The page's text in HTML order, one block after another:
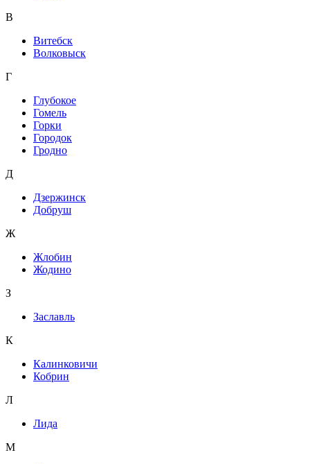
В
Витебск
Волковыск
Г
Глубокое
Гомель
Горки
Городок
Гродно
Д
Дзержинск
Добруш
Ж
Жлобин
Жодино
З
Заславль
К
Калинковичи
Кобрин
Л
Лида
М